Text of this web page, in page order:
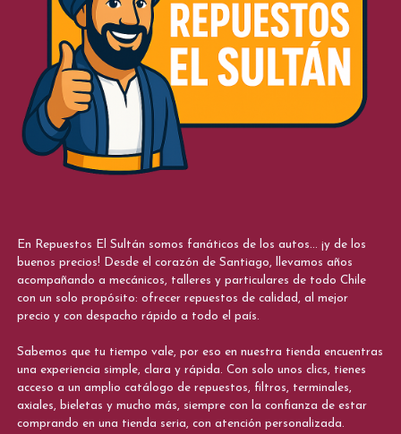
En Repuestos El Sultán somos fanáticos de los autos... ¡y de los
buenos precios! Desde el corazón de Santiago, llevamos años
acompañando a mecánicos, talleres y particulares de todo Chile
con un solo propósito: ofrecer repuestos de calidad, al mejor
precio y con despacho rápido a todo el país.
Sabemos que tu tiempo vale, por eso en nuestra tienda encuentras
una experiencia simple, clara y rápida. Con solo unos clics, tienes
acceso a un amplio catálogo de repuestos, filtros, terminales,
axiales, bieletas y mucho más, siempre con la confianza de estar
comprando en una tienda seria, con atención personalizada.